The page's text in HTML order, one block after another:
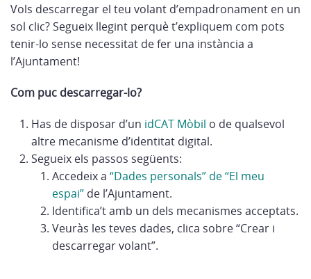
Vols descarregar el teu volant d’empadronament en un
sol clic? Segueix llegint perquè t’expliquem com pots
tenir-lo sense necessitat de fer una instància a
l’Ajuntament!
Com puc descarregar-lo?
Has de disposar d’un idCAT Mòbil o de qualsevol
altre mecanisme d’identitat digital.
Segueix els passos següents:
Accedeix a “Dades personals” de “El meu
espai” de l’Ajuntament.
Identifica’t amb un dels mecanismes acceptats.
Veuràs les teves dades, clica sobre “Crear i
descarregar volant”.